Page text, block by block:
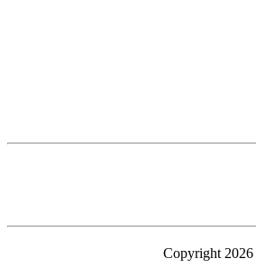
Copyright 2026